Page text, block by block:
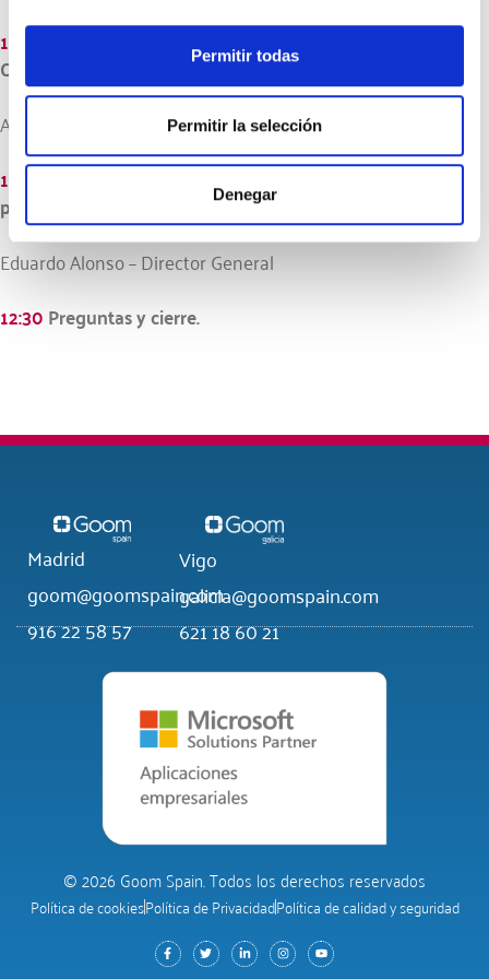
Permitir todas
Permitir la selección
Denegar
11:40
Integración entre Dynamics 365 for Sales y Business
Central.
Alicia Jara – Responsable Azure
12:00Claves para el éxito en la digitalización de los
procesos. Experiencia de Goom.
Eduardo Alonso – Director General
12:30Preguntas y cierre.
Madrid
goom@goomspain.com
916 22 58 57
Vigo
galicia@goomspain.com
621 18 60 21
© 2026 Goom Spain. Todos los derechos reservados
Política de cookiesPolítica de PrivacidadPolítica de calidad y seguridad